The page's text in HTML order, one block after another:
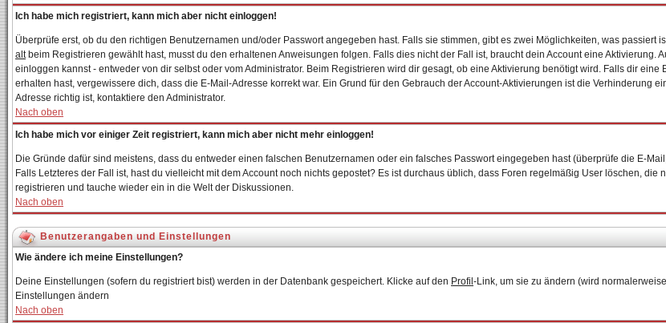
Ich habe mich registriert, kann mich aber nicht einloggen!
Überprüfe erst, ob du den richtigen Benutzernamen und/oder Passwort angegeben hast. Falls sie stimmen, gibt es zwei Möglichkeiten, was passiert
altbeim Registrieren gewählt hast, musst du den erhaltenen Anweisungen folgen. Falls dies nicht der Fall ist, braucht dein Account eine
einloggen kannst - entweder von dir selbst oder vom Administrator. Beim Registrieren wird dir gesagt, ob eine Aktivierung benötigt wird. Falls dir
erhalten hast, vergewissere dich, dass die E-Mail-Adresse korrekt war. Ein Grund für den Gebrauch der Account-Aktivierungen ist die Verhinderung
Adresse richtig ist, kontaktiere den Administrator.
Nach oben
Ich habe mich vor einiger Zeit registriert, kann mich aber nicht mehr einloggen!
Die Gründe dafür sind meistens, dass du entweder einen falschen Benutzernamen oder ein falsches Passwort eingegeben hast (überprüfe die E-
Falls Letzteres der Fall ist, hast du vielleicht mit dem Account noch nichts gepostet? Es ist durchaus üblich, dass Foren regelmäßig User löschen,
registrieren und tauche wieder ein in die Welt der Diskussionen.
Nach oben
Benutzerangaben und Einstellungen
Wie ändere ich meine Einstellungen?
Deine Einstellungen (sofern du registriert bist) werden in der Datenbank gespeichert. Klicke auf den Profil -Link, um sie zu ändern (wird
Einstellungen ändern
Nach oben